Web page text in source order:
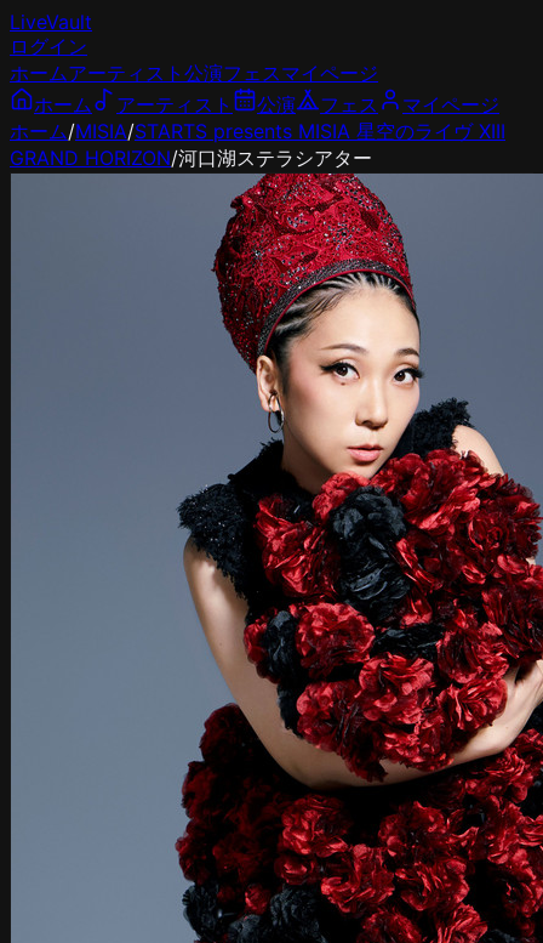
LiveVault
ログイン
ホームアーティスト 公演フェスマイページ
ホーム
アーティスト 公演 フェス
マイページ
ホーム/MISIA/STARTS presents MISIA 星空のライヴ XIII
GRAND HORIZON/河口湖ステラシアター